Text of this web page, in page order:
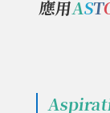
應用 AST